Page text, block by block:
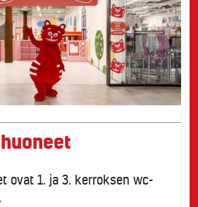
ovat 1. ja 3. kerroksen wc-